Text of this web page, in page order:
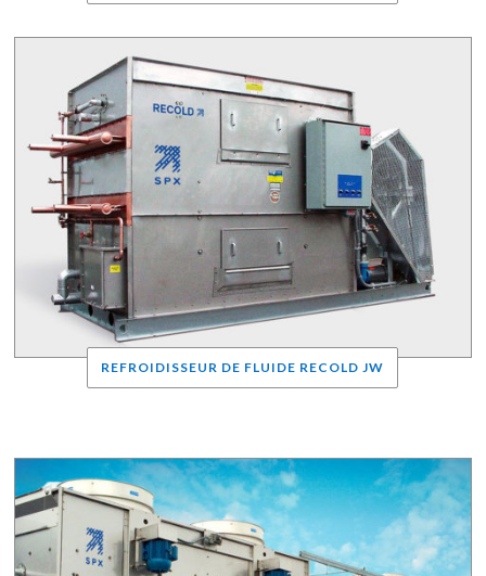
REFROIDISSEUR DE FLUIDE RECOLD JW